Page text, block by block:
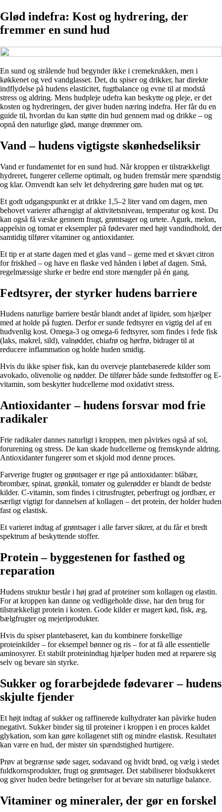
Glød indefra: Kost og hydrering, der
fremmer en sund hud
En sund og strålende hud begynder ikke i cremekrukken, men i
køkkenet og ved vandglasset. Det, du spiser og drikker, har direkte
indflydelse på hudens elasticitet, fugtbalance og evne til at modstå
stress og aldring. Mens hudpleje udefra kan beskytte og pleje, er det
kosten og hydreringen, der giver huden næring indefra. Her får du en
guide til, hvordan du kan støtte din hud gennem mad og drikke – og
opnå den naturlige glød, mange drømmer om.
Vand – hudens vigtigste skønhedseliksir
Vand er fundamentet for en sund hud. Når kroppen er tilstrækkeligt
hydreret, fungerer cellerne optimalt, og huden fremstår mere spændstig
og klar. Omvendt kan selv let dehydrering gøre huden mat og tør.
Et godt udgangspunkt er at drikke 1,5–2 liter vand om dagen, men
behovet varierer afhængigt af aktivitetsniveau, temperatur og kost. Du
kan også få væske gennem frugt, grøntsager og urtete. Agurk, melon,
appelsin og tomat er eksempler på fødevarer med højt vandindhold, der
samtidig tilfører vitaminer og antioxidanter.
Et tip er at starte dagen med et glas vand – gerne med et skvæt citron
for friskhed – og have en flaske ved hånden i løbet af dagen. Små,
regelmæssige slurke er bedre end store mængder på én gang.
Fedtsyrer, der styrker hudens barriere
Hudens naturlige barriere består blandt andet af lipider, som hjælper
med at holde på fugten. Derfor er sunde fedtsyrer en vigtig del af en
hudvenlig kost. Omega-3 og omega-6 fedtsyrer, som findes i fede fisk
(laks, makrel, sild), valnødder, chiafrø og hørfrø, bidrager til at
reducere inflammation og holde huden smidig.
Hvis du ikke spiser fisk, kan du overveje plantebaserede kilder som
avokado, olivenolie og nødder. De tilfører både sunde fedtstoffer og E-
vitamin, som beskytter hudcellerne mod oxidativt stress.
Antioxidanter – hudens forsvar mod frie
radikaler
Frie radikaler dannes naturligt i kroppen, men påvirkes også af sol,
forurening og stress. De kan skade hudcellerne og fremskynde aldring.
Antioxidanter fungerer som et skjold mod denne proces.
Farverige frugter og grøntsager er rige på antioxidanter: blåbær,
brombær, spinat, grønkål, tomater og gulerødder er blandt de bedste
kilder. C-vitamin, som findes i citrusfrugter, peberfrugt og jordbær, er
særligt vigtigt for dannelsen af kollagen – det protein, der holder huden
fast og elastisk.
Et varieret indtag af grøntsager i alle farver sikrer, at du får et bredt
spektrum af beskyttende stoffer.
Protein – byggestenen for fasthed og
reparation
Hudens struktur består i høj grad af proteiner som kollagen og elastin.
For at kroppen kan danne og vedligeholde disse, har den brug for
tilstrækkeligt protein i kosten. Gode kilder er magert kød, fisk, æg,
bælgfrugter og mejeriprodukter.
Hvis du spiser plantebaseret, kan du kombinere forskellige
proteinkilder – for eksempel bønner og ris – for at få alle essentielle
aminosyrer. Et stabilt proteinindtag hjælper huden med at reparere sig
selv og bevare sin styrke.
Sukker og forarbejdede fødevarer – hudens
skjulte fjender
Et højt indtag af sukker og raffinerede kulhydrater kan påvirke huden
negativt. Sukker binder sig til proteiner i kroppen i en proces kaldet
glykation, som kan gøre kollagenet stift og mindre elastisk. Resultatet
kan være en hud, der mister sin spændstighed hurtigere.
Prøv at begrænse søde sager, sodavand og hvidt brød, og vælg i stedet
fuldkornsprodukter, frugt og grøntsager. Det stabiliserer blodsukkeret
og giver huden bedre betingelser for at bevare sin naturlige balance.
Vitaminer og mineraler, der gør en forskel